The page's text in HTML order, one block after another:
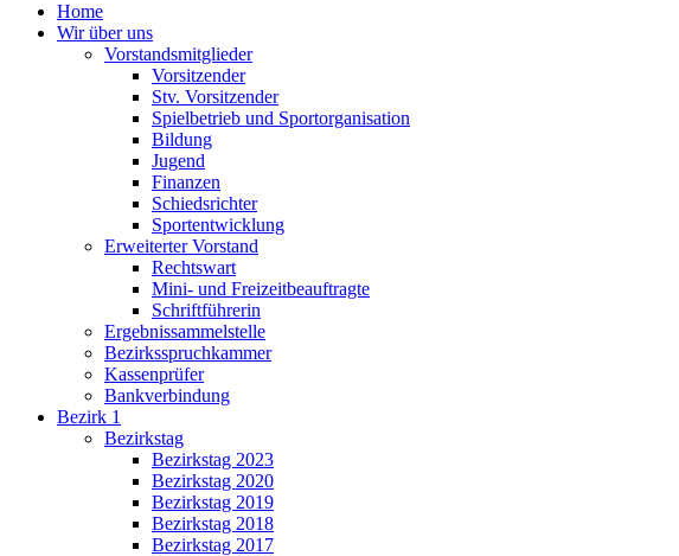
Home
Wir über uns
Vorstandsmitglieder
Vorsitzender
Stv. Vorsitzender
Spielbetrieb und Sportorganisation
Bildung
Jugend
Finanzen
Schiedsrichter
Sportentwicklung
Erweiterter Vorstand
Rechtswart
Mini- und Freizeitbeauftragte
Schriftführerin
Ergebnissammelstelle
Bezirksspruchkammer
Kassenprüfer
Bankverbindung
Bezirk 1
Bezirkstag
Bezirkstag 2023
Bezirkstag 2020
Bezirkstag 2019
Bezirkstag 2018
Bezirkstag 2017